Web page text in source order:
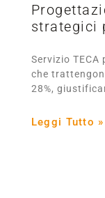
strategici
Servizio
che
28%,
Leggi Tutto »